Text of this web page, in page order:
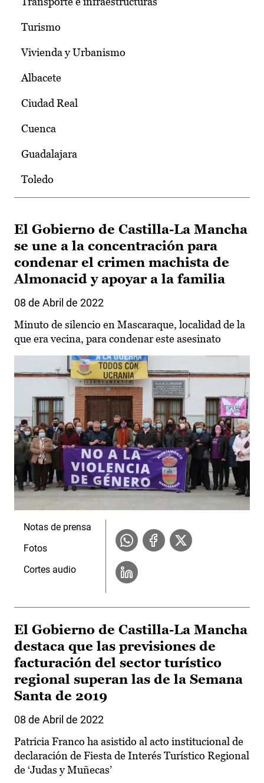
Turismo
Vivienda y Urbanismo
Albacete
Ciudad Real
Cuenca
Guadalajara
Toledo
El Gobierno de Castilla-La Mancha
se une a la concentración para
condenar el crimen machista de
Almonacid y apoyar a la familia
08 de Abril de 2022
Minuto de silencio en Mascaraque, localidad de la
que era vecina, para condenar este asesinato
Notas de prensa
Fotos
Cortes audio
El Gobierno de Castilla-La Mancha
destaca que las previsiones de
facturación del sector turístico
regional superan las de la Semana
Santa de 2019
08 de Abril de 2022
Patricia Franco ha asistido al acto institucional de
declaración de Fiesta de Interés Turístico Regional
de ‘Judas y Muñecas’